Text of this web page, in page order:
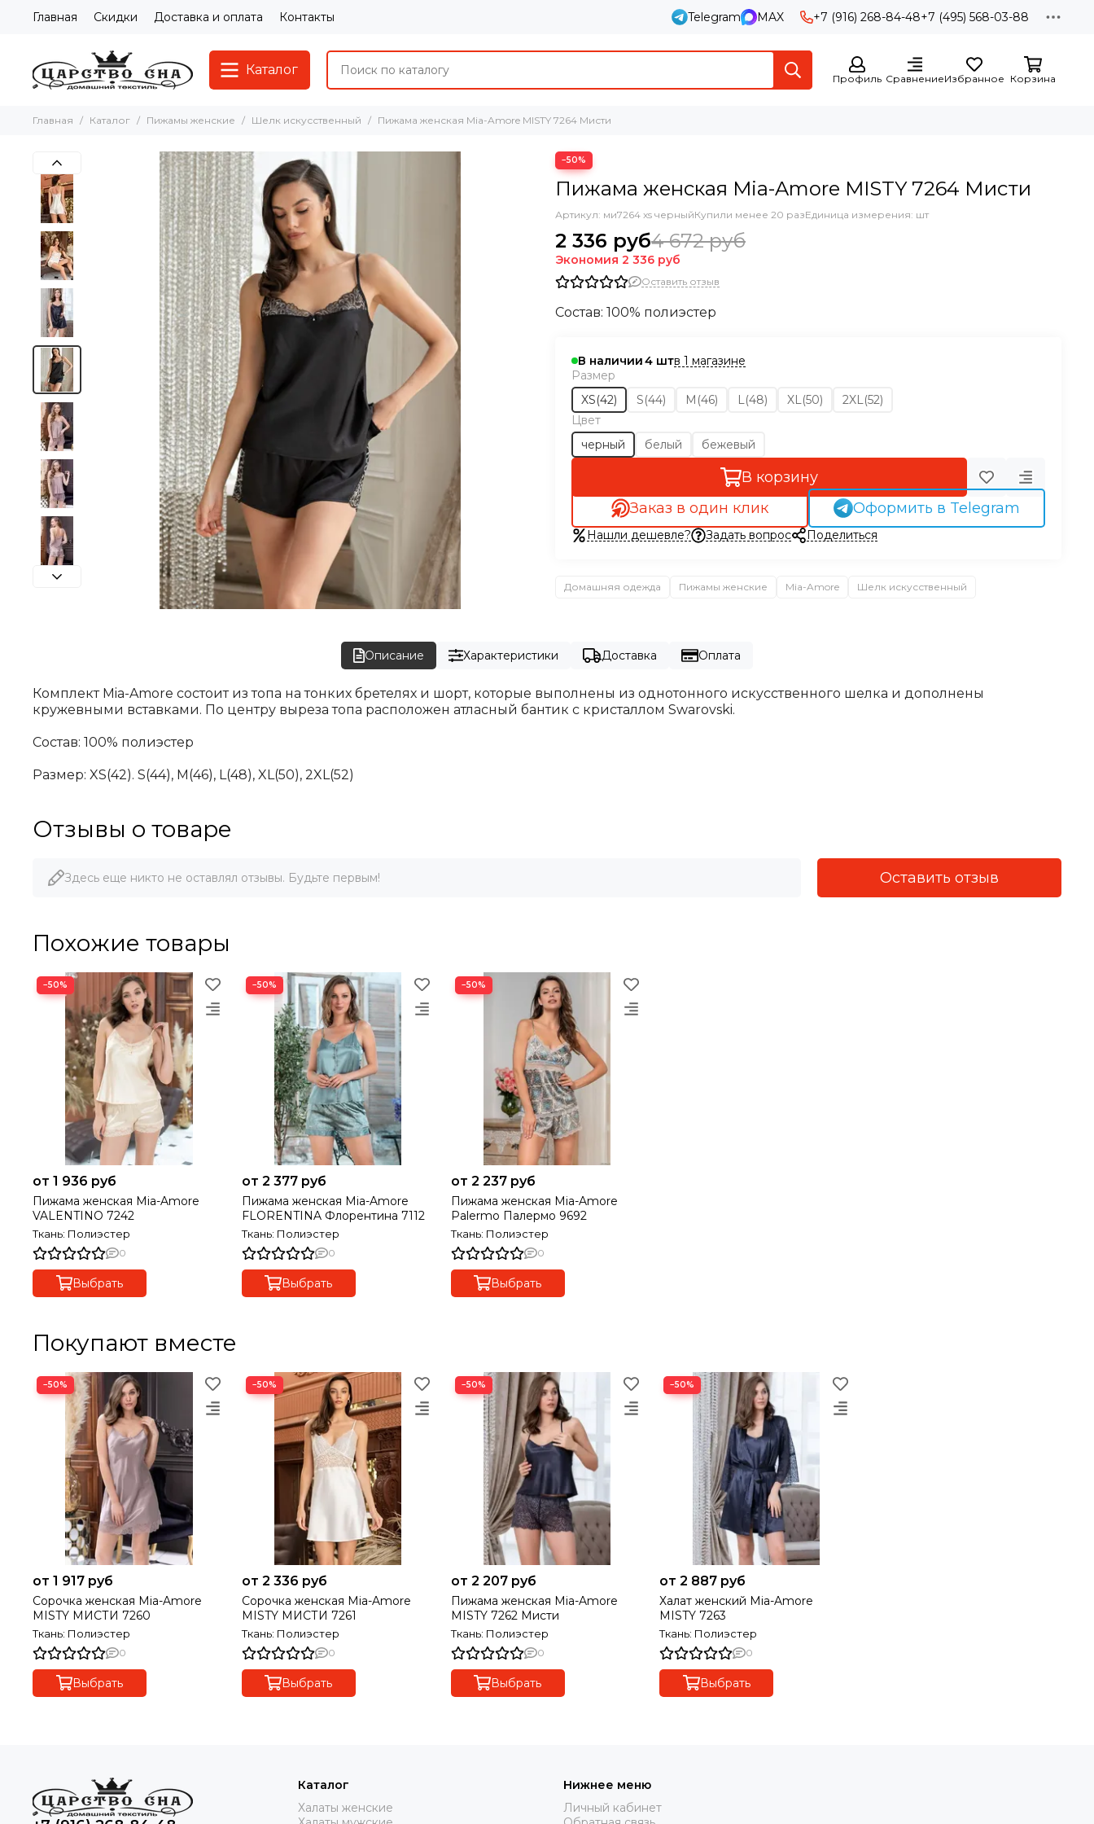
Главная Скидки Доставка и оплата Контакты Telegram MAX +7 (916) 268-84-48+7 (495) 568-03-88
Каталог
Профиль СравнениеИзбранное Корзина
Главная Каталог Пижамы женские Шелк искусственный Пижама женская Mia-Amore MISTY 7264 Мисти
−50%
Пижама женская Mia-Amore MISTY 7264 Мисти
Артикул: ми7264 xs черныйКупили менее 20 разЕдиница измерения: шт
2 336 руб4 672 руб
Экономия 2 336 руб
Оставить отзыв
Состав: 100% полиэстер
В наличии4
в 1 магазине
Размер
XS(42)
S(44) M(46) L(48) XL(50)
2XL(52)
Цвет
черный
белый бежевый
В корзину
Заказ в один клик
Оформить в Telegram
Нашли дешевле? Задать вопрос Поделиться
Домашняя одежда Пижамы женские Mia-Amore Шелк искусственный
Описание Характеристики Доставка Оплата
Комплект Mia-Amore состоит из топа на тонких бретелях и шорт, которые выполнены из однотонного искусственного шелка и дополнены
кружевными вставками. По центру выреза топа расположен атласный бантик с кристаллом Swarovski.
Состав: 100% полиэстер
Размер: XS(42). S(44), М(46), L(48), XL(50), 2XL(52)
Отзывы о товаре
Здесь еще никто не оставлял отзывы. Будьте первым! Оставить отзыв
Похожие товары
−50%
от 1 936 руб
Пижама женская Mia-Amore
VALENTINO 7242
Ткань: Полиэстер
0
Выбрать
−50%
от 2 377 руб
Пижама женская Mia-Amore
FLORENTINA Флорентина 7112
Ткань: Полиэстер
0
Выбрать
−50%
от 2 237 руб
Пижама женская Mia-Amore
Palermo Палермо 9692
Ткань: Полиэстер
0
Выбрать
Покупают вместе
−50%
от 1 917 руб
Сорочка женская Mia-Amore
MISTY МИСТИ 7260
Ткань: Полиэстер
0
Выбрать
−50%
от 2 336 руб
Сорочка женская Mia-Amore
MISTY МИСТИ 7261
Ткань: Полиэстер
0
Выбрать
−50%
от 2 207 руб
Пижама женская Mia-Amore
MISTY 7262 Мисти
Ткань: Полиэстер
0
Выбрать
−50%
от 2 887 руб
Халат женский Mia-Amore
MISTY 7263
Ткань: Полиэстер
0
Выбрать
Каталог
Халаты женские
Нижнее меню
Личный кабинет